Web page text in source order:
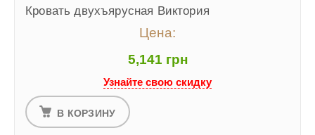
Кровать двухъярусная Виктория
Цена:
5,141 грн
Узнайте свою скидку
В КОРЗИНУ